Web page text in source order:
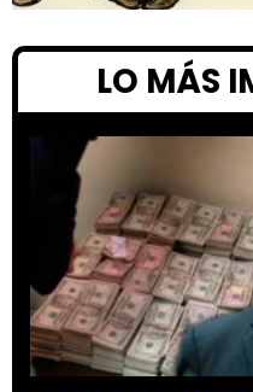
LO MÁS